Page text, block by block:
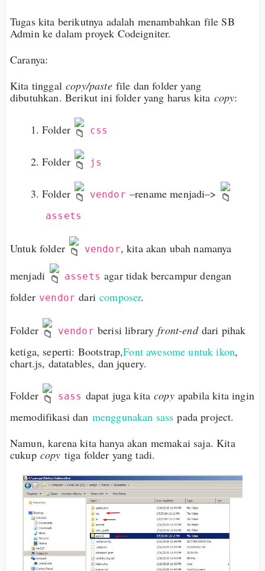
Tugas kita berikutnya adalah menambahkan file SB
Admin ke dalam proyek Codeigniter.
Caranya:
Kita tinggalcopy/pastefile dan folder yang
dibutuhkan. Berikut ini folder yang harus kita copy:
Folder css
Folder js
Folder vendor –rename menjadi–>
assets
Untuk folder vendor, kita akan ubah namanya
menjadi
assets agar tidak bercampur dengan
folder vendor daricomposer.
Folder vendor berisi libraryfront-enddari pihak
ketiga, seperti: Bootstrap,Font awesome untuk ikon,
chart.js, datatables, dan jquery.
Folder sass dapat juga kitacopyapabila kita ingin
memodifikasi dan menggunakan sass pada project.
Namun, karena kita hanya akan memakai saja. Kita
cukup copy tiga folder yang tadi.